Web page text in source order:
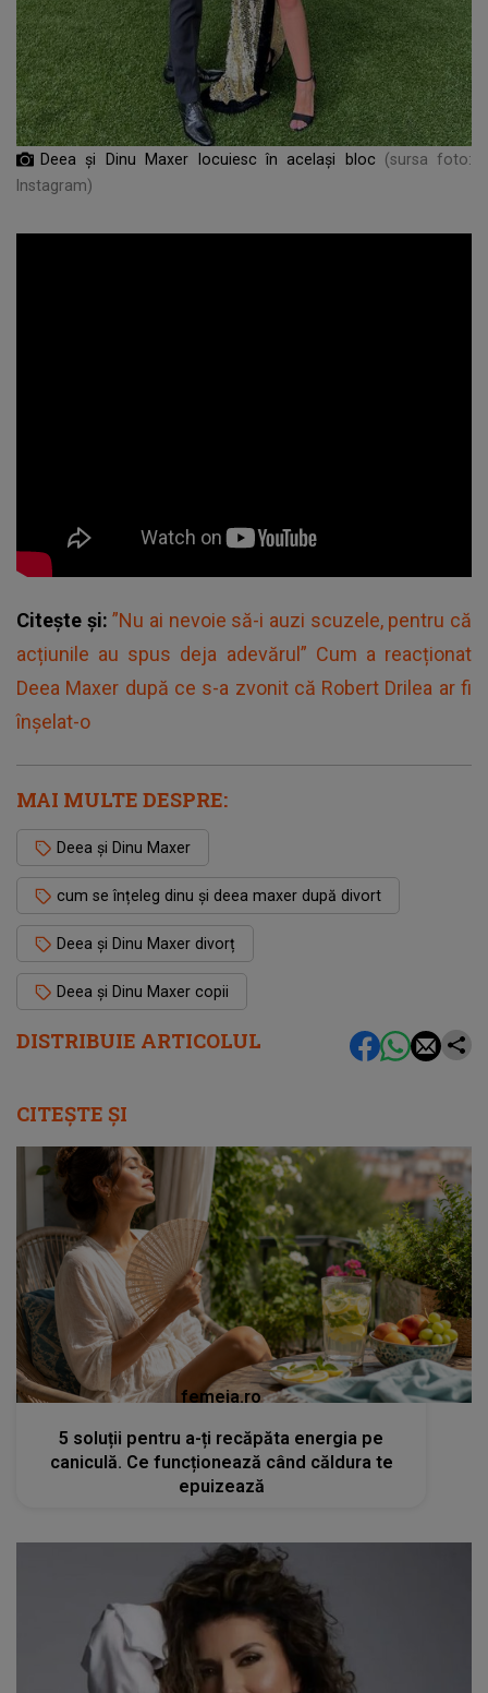
DISTRIBUIE ARTICOLUL
Deea și Dinu Maxer locuiesc în același bloc
(sursa foto:
Instagram)
Citește și:”Nu ai nevoie să-i auzi scuzele, pentru că
acțiunile au spus deja adevărul” Cum a reacționat
Deea Maxer după ce s-a zvonit că Robert Drilea ar fi
înșelat-o
MAI MULTE DESPRE:
Deea și Dinu Maxer
cum se înțeleg dinu și deea maxer după divort
Deea și Dinu Maxer divorț
Deea și Dinu Maxer copii
CITEȘTE ȘI
femeia.ro
5 soluții pentru a-ți recăpăta energia pe
caniculă. Ce funcționează când căldura te
epuizează